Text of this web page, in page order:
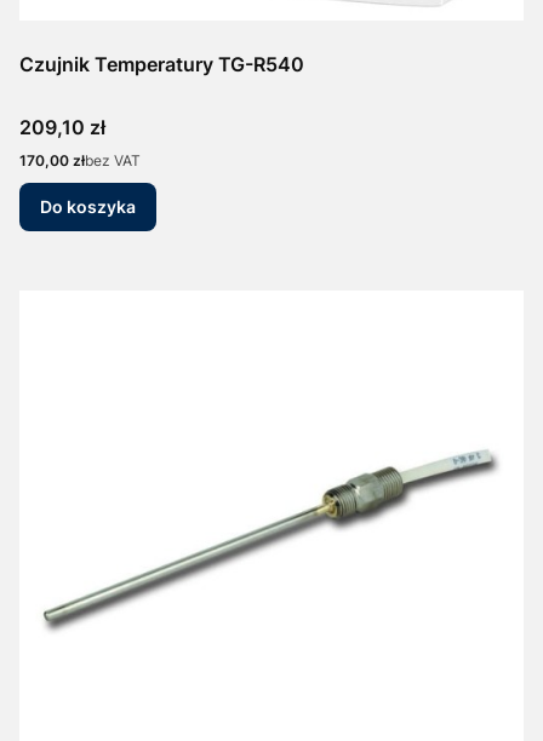
Czujnik Temperatury TG-R540
Cena
209,10 zł
Cena
170,00 złbez VAT
Do koszyka